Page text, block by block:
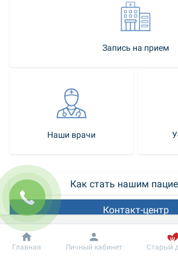
Запись на прием
Наши врачи
Как стать нашим
Контакт-центр
Сурдология
- это раздел
Добробут Информация
Главная Личный кабинет Старый